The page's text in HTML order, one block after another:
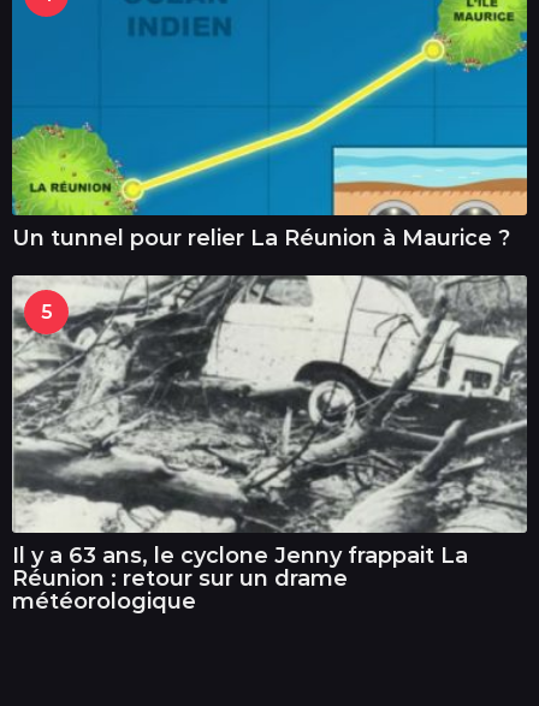
Un tunnel pour relier La Réunion à Maurice ?
5
Il y a 63 ans, le cyclone Jenny frappait La
Réunion : retour sur un drame
météorologique